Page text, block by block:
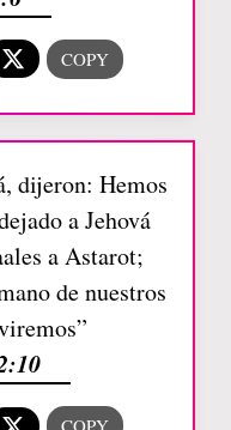
dijeron: Hemos
a Jehová
a Astarot;
de nuestros